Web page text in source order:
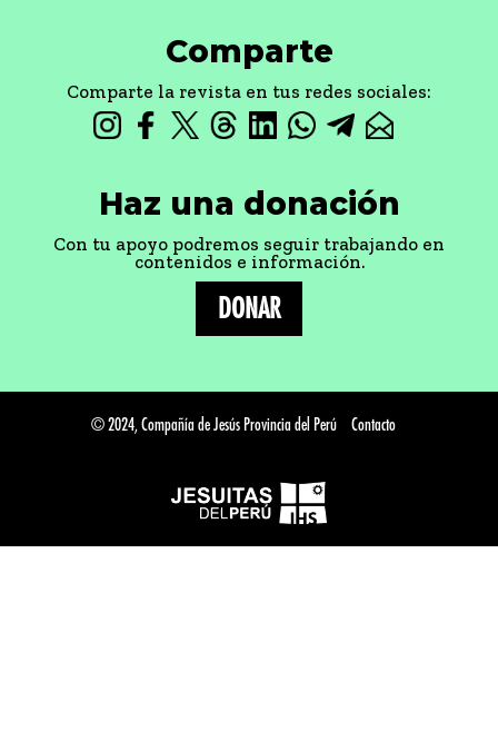
Comparte
Comparte la revista en tus redes sociales:
Haz una donación
Con tu apoyo podremos seguir trabajando en
contenidos e información.
DONAR
© 2024, Compañía de Jesús Provincia del Perú Contacto